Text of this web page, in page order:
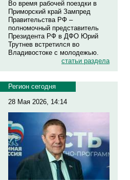
Во время рабочей поездки в
Приморский край Зампред
Правительства РФ –
полномочный представитель
Президента РФ в ДФО Юрий
Трутнев встретился во
Владивостоке с молодежью.
статьи раздела
Регион сегодня
28 Мая 2026, 14:14